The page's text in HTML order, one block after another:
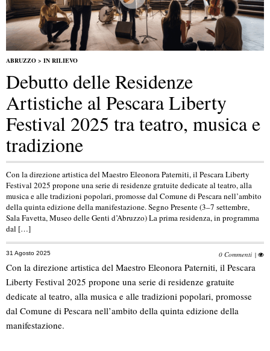
ABRUZZO > IN RILIEVO
Debutto delle Residenze
Artistiche al Pescara Liberty
Festival 2025 tra teatro, musica e
tradizione
Con la direzione artistica del Maestro Eleonora Paterniti, il Pescara Liberty
Festival 2025 propone una serie di residenze gratuite dedicate al teatro, alla
musica e alle tradizioni popolari, promosse dal Comune di Pescara nell’ambito
della quinta edizione della manifestazione. Segno Presente (3–7 settembre,
Sala Favetta, Museo delle Genti d’Abruzzo) La prima residenza, in programma
dal […]
31 Agosto 2025 0 Commenti |
Con la direzione artistica del Maestro Eleonora Paterniti, il Pescara
Liberty Festival 2025 propone una serie di residenze gratuite
dedicate al teatro, alla musica e alle tradizioni popolari, promosse
dal Comune di Pescara nell’ambito della quinta edizione della
manifestazione.